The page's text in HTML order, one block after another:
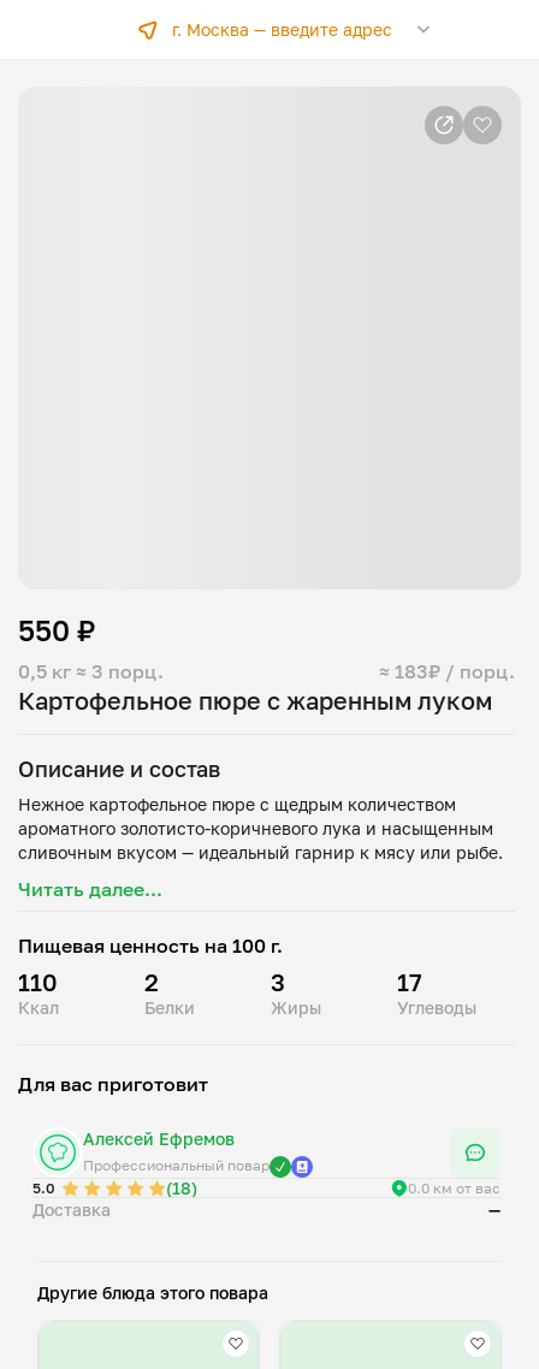
г. Москва —введите адрес
Картофельное пюре с жаренным луком
0,5 кг ≈ 3 порц. ≈ 183₽ / порц.
550 ₽
Описание и состав
Нежное картофельное пюре с щедрым количеством
ароматного золотисто‑коричневого лука и насыщенным
Читать далее...
Пищевая ценность на 100 г.
110
Ккал
2
Белки
3
Жиры
17
Углеводы
Для вас приготовит
Алексей Ефремов
Профессиональный повар
5.0
(18) 0.0 км от вас
Доставка —
Другие блюда этого повара